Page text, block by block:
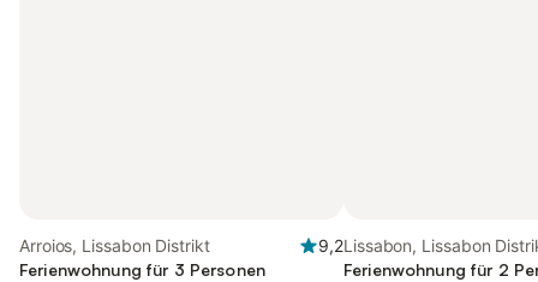
Arroios, Lissabon Distrikt
9,2
Ferienwohnung für 3 Personen
Lissabon, Lissabon
Ferienwohnung für 2